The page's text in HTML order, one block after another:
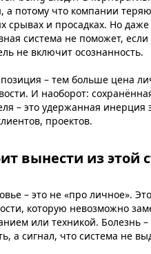
а потому что компании
срывах и просадках. Но даже
система не поможет, если
не включит осознанность.
– тем больше цена
И наоборот:
– это удержанная инерция
проектов.
вынести из этой
– это не «про личное».
которую невозможно
или техникой. Болезнь –
а сигнал, что система не